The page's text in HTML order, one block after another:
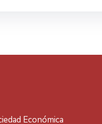
Económica